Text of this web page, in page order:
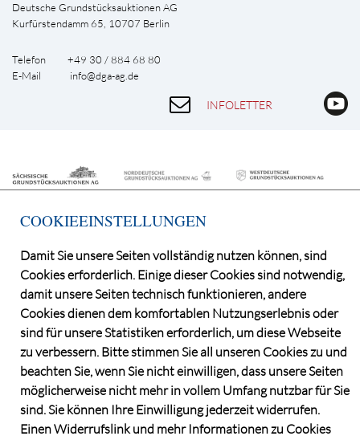
Deutsche Grundstücksauktionen AG
Kurfürstendamm 65, 10707 Berlin
Telefon +49 30 / 884 68 80
E-Mail info@dga-ag.de
INFOLETTER
©2026 Deutsche Grundstücksauktionen AG
CONSENT MANAGER
KATALOGBEZUG
OBJEKTFRAGEBOGEN
DATENSCHUTZ
VERSTEIGERUNGSBEDINGUNGEN
IMPRESSUM
KONTAKT
COOKIEEINSTELLUNGEN
Damit Sie unsere Seiten vollständig nutzen können, sind
Cookies erforderlich. Einige dieser Cookies sind notwendig,
damit unsere Seiten technisch funktionieren, andere
Cookies dienen dem komfortablen Nutzungserlebnis oder
sind für unsere Statistiken erforderlich, um diese Webseite
zu verbessern. Bitte stimmen Sie all unseren Cookies zu und
beachten Sie, wenn Sie nicht einwilligen, dass unsere Seiten
möglicherweise nicht mehr in vollem Umfang nutzbar für Sie
sind. Sie können Ihre Einwilligung jederzeit widerrufen.
Einen Widerrufslink und mehr Informationen zu Cookies